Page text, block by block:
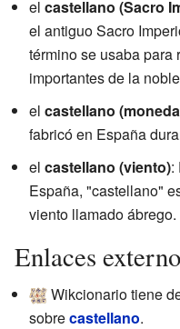
el castellano (Sacro
el antiguo Sacro
término se usaba para
importantes de la
el castellano
fabricó en España
el castellano (viento):
España, "castellano"
viento llamado ábrego.
Enlaces
Wikcionario tiene
sobrecastellano.